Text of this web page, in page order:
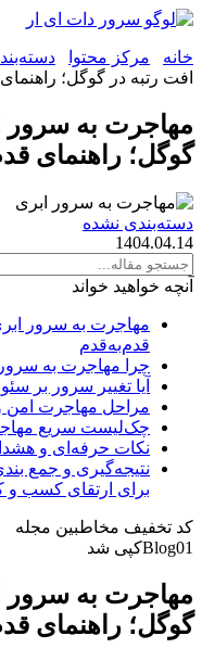
خانه مرکز محتوا
افت رتبه در گوگل؛
مهاجرت به سرور
گوگل؛ راهنمای
دسته‌بندی نشده
1404.04.14
آنچه خواهید خواند
مهاجرت به سرور
قدم‌به‌قدم
چرا مهاجرت به
آیا تغییر سرور بر سئو
مراحل مهاجرت امن
چک‌لیست سریع
نکات حرفه‌ای و
نتیجه‌گیری و جمع
برای ارتقای کسب و
کد تخفیف مخاطبین مجله
Blog01کپی شد
مهاجرت به سرور
گوگل؛ راهنمای